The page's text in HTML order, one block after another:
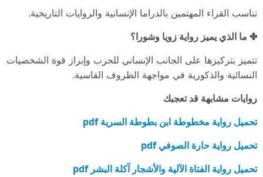
تناسب القراء المهتمين بالدراما الإنسانية والروايات التاريخية.
✤ ما الذي يميز رواية زويا وشورا؟
تتميز بتركيزها على الجانب الإنساني للحرب وإبراز قوة الشخصيات
النسائية والذكورية في مواجهة الظروف القاسية.
روايات مشابهة قد تعجبك
تحميل رواية مخطوطة ابن بطوطة السرية pdf
تحميل رواية حارة الصوفي pdf
تحميل رواية الفتاة الآلية والأشجار آكلة البشر pdf